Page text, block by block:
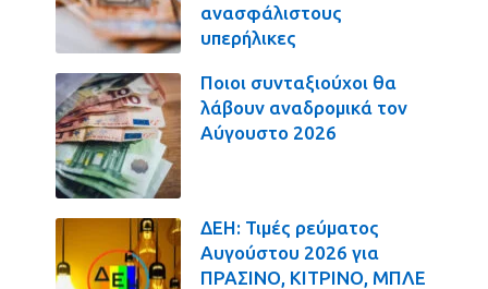
ανασφάλιστους
υπερήλικες
Ποιοι συνταξιούχοι θα
λάβουν αναδρομικά τον
Αύγουστο 2026
ΔΕΗ: Τιμές ρεύματος
Αυγούστου 2026 για
ΠΡΑΣΙΝΟ, ΚΙΤΡΙΝΟ, ΜΠΛΕ